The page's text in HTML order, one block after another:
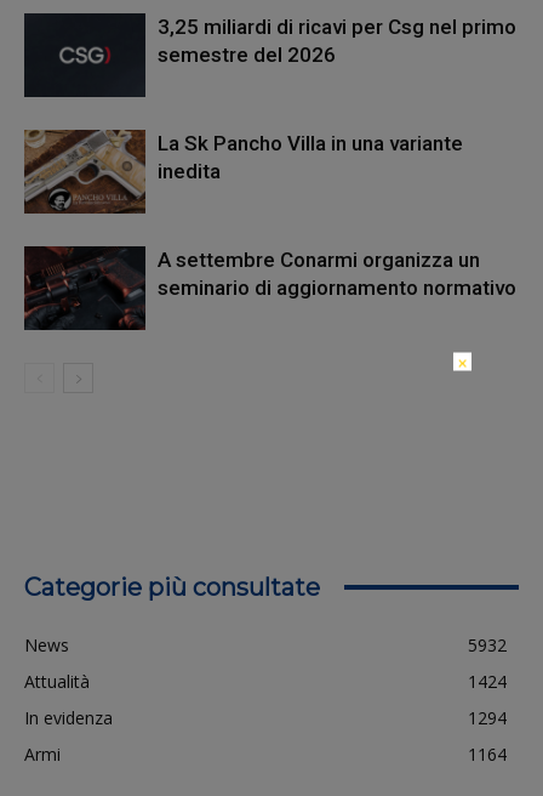
3,25 miliardi di ricavi per Csg nel primo
semestre del 2026
La Sk Pancho Villa in una variante
inedita
A settembre Conarmi organizza un
seminario di aggiornamento normativo
Categorie più consultate
News
5932
Attualità
1424
In evidenza
1294
Armi
1164
×